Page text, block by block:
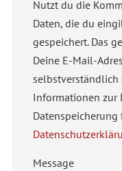
Nutzt du die
Daten, die du
gespeichert. Das
Deine E-Mail-
Informationen zur
Message